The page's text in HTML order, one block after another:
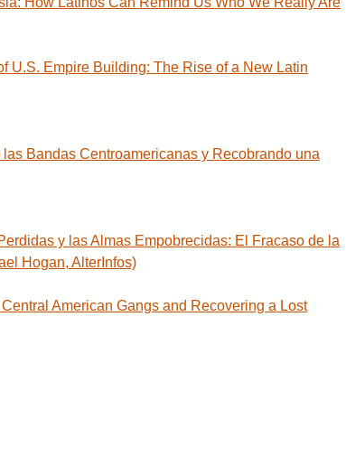
U.S. Empire Building: The Rise of a New Latin
Bandas Centroamericanas y Recobrando una
y las Almas Empobrecidas: El Fracaso de la
Hogan, AlterInfos)
American Gangs and Recovering a Lost